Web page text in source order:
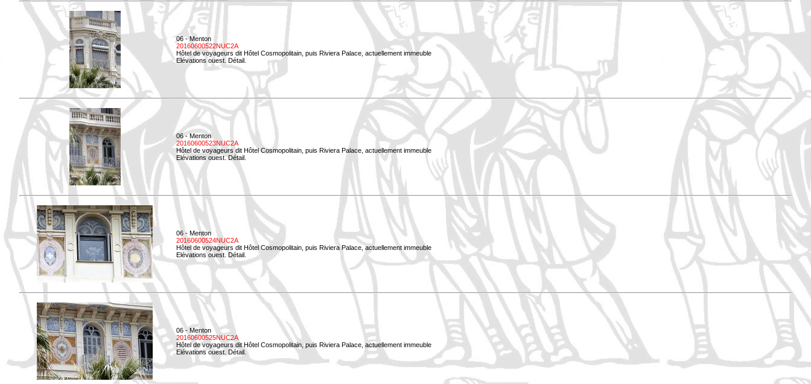
06 - Menton
20160600522NUC2A
Hôtel de voyageurs dit Hôtel Cosmopolitain, puis Riviera Palace, actuellement immeuble
Elévations ouest. Détail.
06 - Menton
20160600523NUC2A
Hôtel de voyageurs dit Hôtel Cosmopolitain, puis Riviera Palace, actuellement immeuble
Elévations ouest. Détail.
06 - Menton
20160600524NUC2A
Hôtel de voyageurs dit Hôtel Cosmopolitain, puis Riviera Palace, actuellement immeuble
Elévations ouest. Détail.
06 - Menton
20160600525NUC2A
Hôtel de voyageurs dit Hôtel Cosmopolitain, puis Riviera Palace, actuellement immeuble
Elévations ouest. Détail.